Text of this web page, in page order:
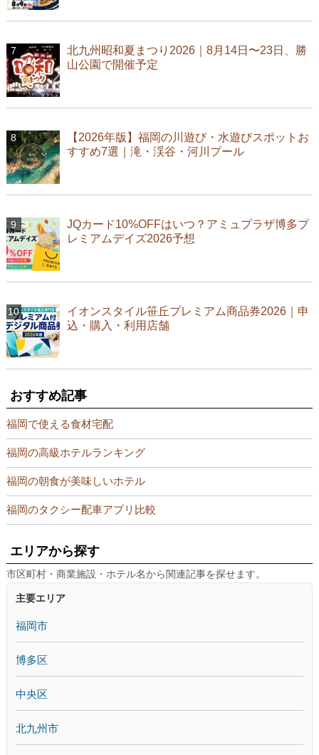
北九州昭和夏まつり2026｜8月14日〜23日、勝
山公園で開催予定
【2026年版】福岡の川遊び・水遊びスポットお
すすめ7選｜滝・渓谷・河川プール
JQカード10%OFFはいつ？アミュプラザ博多プ
レミアムデイズ2026予想
イオンスタイル笹丘プレミアム商品券2026｜申
込・購入・利用店舗
おすすめ記事
福岡で使える食材宅配
福岡の高級ホテルランキング
福岡の朝食が美味しいホテル
福岡のタクシー配車アプリ比較
エリアから探す
市区町村・商業施設・ホテル名から関連記事を探せます。
主要エリア
福岡市
博多区
中央区
北九州市